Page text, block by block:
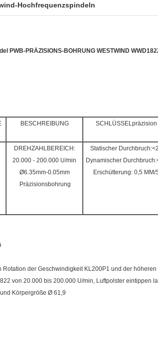
Hochfrequenzspindeln
PWB-PRÄZISIONS-BOHRUNG WESTWIND
BESCHREIBUNG SCHLÜSSELpräzision
DREHZAHLBEREICH:
20.000 - 200.000 U/min
Ø6.35mm-0.05mm
Präzisionsbohrung
Statischer
Dynamischer
Erschütterung: 0,5 MM/
Rotation der Geschwindigkeit KL200P1 und der
von 20.000 bis 200.000 U/min, Luftpolster eintippen
Körpergröße Ø 61,9